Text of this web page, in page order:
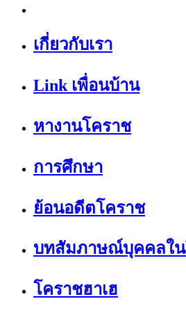
เกี่ยวกับเรา
Link เพื่อนบ้าน
หางานโคราช
การศึกษา
ย้อนอดีตโคราช
บทสัมภาษณ์บุคคลใ
โคราชฮาเฮ